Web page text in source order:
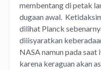
membentang di petak
dugaan awal.
dilihat Planck
diiisyaratkan
NASA namun pada
karena keraguan akan